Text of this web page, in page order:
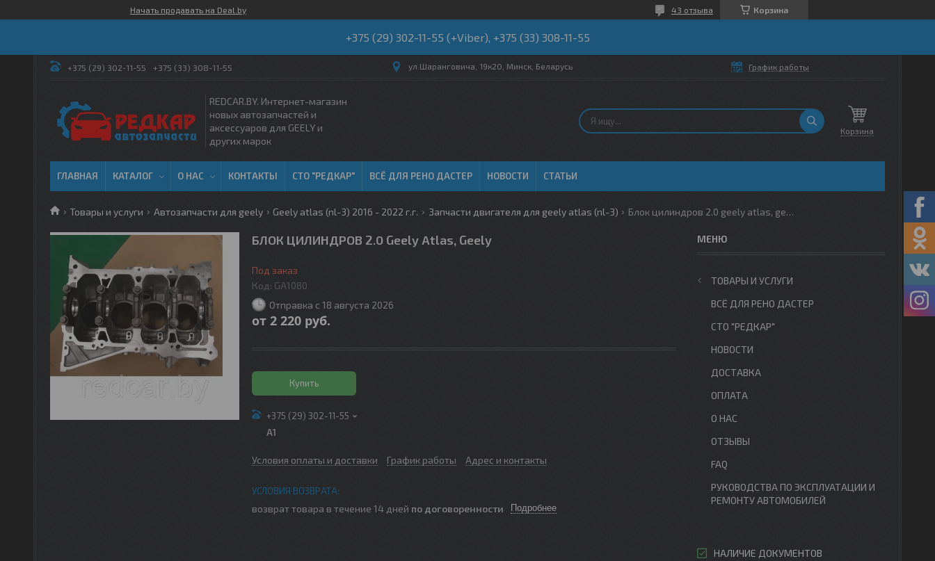
Начать продавать на Deal.by Корзина
43 отзыва
+375 (29) 302-11-55 (+Viber), +375 (33) 308-11-55
+375 (29) 302-11-55 +375 (33) 308-11-55 ул.Шаранговича, 19к20, Минск, Беларусь График работы
REDCAR.BY. Интернет-магазин
новых автозапчастей и
аксессуаров для GEELY и
других марок
Корзина
ГЛАВНАЯ КАТАЛОГ О НАС КОНТАКТЫ СТО "РЕДКАР" ВСЁ ДЛЯ РЕНО ДАСТЕР НОВОСТИ СТАТЬИ
Товары и услуги Автозапчасти для geely Geely atlas (nl-3) 2016 - 2022 г.г. Запчасти двигателя для geely atlas (nl-3) Блок цилиндров 2.0 geely atlas, geely
БЛОК ЦИЛИНДРОВ 2.0 Geely Atlas, Geely
Под заказ
Код: GA1080
Отправка с 18 августа 2026
от 2 220 руб.
Купить
+375 (29) 302-11-55
A1
Условия оплаты и доставки График работы Адрес и контакты
возврат товара в течение 14 дней по договоренности Подробнее
ТОВАРЫ И УСЛУГИ
ВСЁ ДЛЯ РЕНО ДАСТЕР
СТО "РЕДКАР"
НОВОСТИ
ДОСТАВКА
ОПЛАТА
О НАС
ОТЗЫВЫ
FAQ
РУКОВОДСТВА ПО ЭКСПЛУАТАЦИИ И
РЕМОНТУ АВТОМОБИЛЕЙ
НАЛИЧИЕ ДОКУМЕНТОВ